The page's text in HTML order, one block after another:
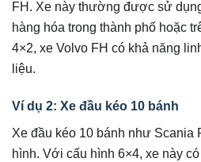
FH. Xe này thường được sử
hàng hóa trong thành phố hoặc
4×2, xe Volvo FH có khả năng
liệu.
Ví dụ 2: Xe đầu kéo 10 bánh
Xe đầu kéo 10 bánh như Scania
hình. Với cấu hình 6×4, xe này